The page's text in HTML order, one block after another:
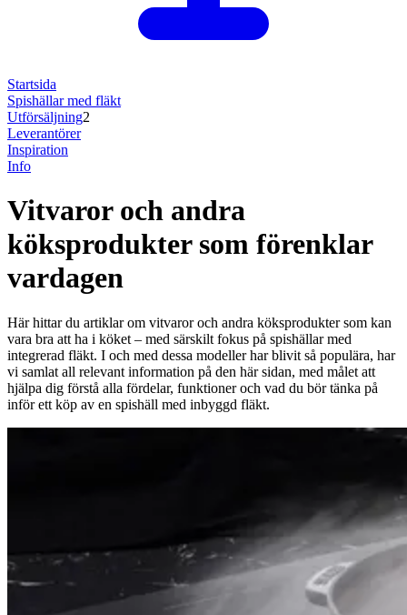
Startsida
Spishällar med fläkt
Utförsäljning2
Leverantörer
Inspiration
Info
Vitvaror och andra
köksprodukter som förenklar
vardagen
Här hittar du artiklar om vitvaror och andra köksprodukter som kan
vara bra att ha i köket – med särskilt fokus på spishällar med
integrerad fläkt. I och med dessa modeller har blivit så populära, har
vi samlat all relevant information på den här sidan, med målet att
hjälpa dig förstå alla fördelar, funktioner och vad du bör tänka på
inför ett köp av en spishäll med inbyggd fläkt.